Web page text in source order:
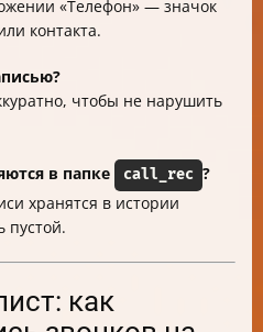
«Телефон» — значок
контакта.
чтобы не нарушить
в папке call_rec ?
хранятся в истории
пустой.
как